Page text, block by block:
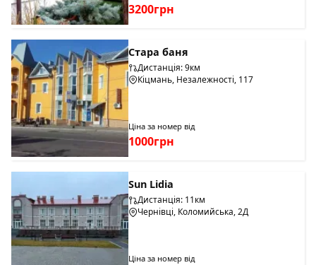
3200грн
Стара баня
Дистанція: 9км
Кіцмань, Незалежності, 117
Ціна за номер від
1000грн
Sun Lidia
Дистанція: 11км
Чернівці, Коломийська, 2Д
Ціна за номер від